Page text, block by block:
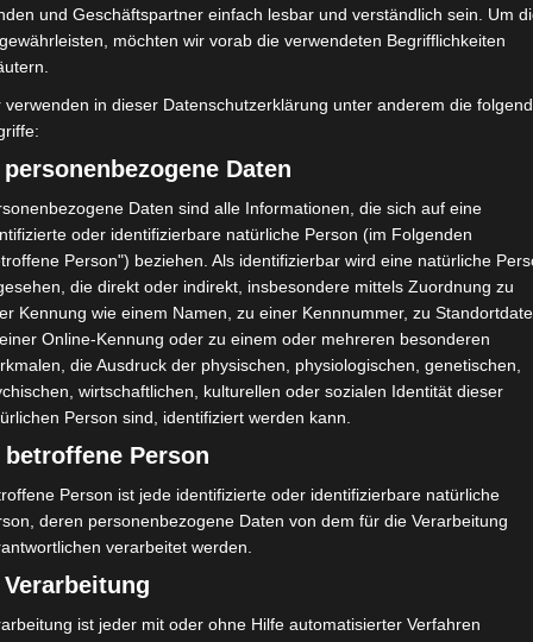
und Geschäftspartner einfach lesbar und verständlich sein. Um
möchten wir vorab die verwendeten Begrifflichkeiten
verwenden in dieser Datenschutzerklärung unter anderem die
personenbezogene Daten
Daten sind alle Informationen, die sich auf eine
oder identifizierbare natürliche Person (im Folgenden
Person") beziehen. Als identifizierbar wird eine natürliche
die direkt oder indirekt, insbesondere mittels Zuordnung zu
Kennung wie einem Namen, zu einer Kennnummer, zu
Online-Kennung oder zu einem oder mehreren besonderen
die Ausdruck der physischen, physiologischen, genetischen,
wirtschaftlichen, kulturellen oder sozialen Identität dieser
Person sind, identifiziert werden kann.
betroffene Person
Person ist jede identifizierte oder identifizierbare natürliche
deren personenbezogene Daten von dem für die Verarbeitung
verarbeitet werden.
ist jeder mit oder ohne Hilfe automatisierter Verfahren